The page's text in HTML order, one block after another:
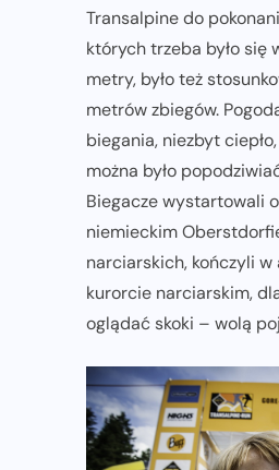
Transalpine do
których trzeba było się
metry, było też
metrów zbiegów.
biegania, niezbyt
można było
Biegacze wystartowali
niemieckim
narciarskich, kończyli
kurorcie narciarskim,
oglądać skoki – wolą